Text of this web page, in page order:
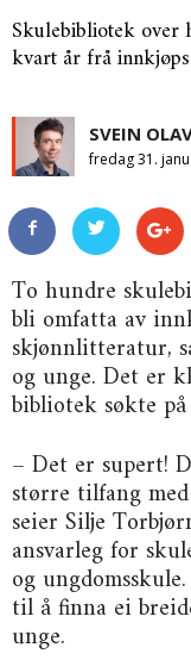
Skulebibliotek
kvart år frå
SVEIN
fredag 31.
To hundre
bli omfatta av
skjønnlitteratur,
og unge. Det er
bibliotek søkte
– Det er supert!
større tilfang
seier Silje
ansvarleg for
og
til å finna ei
unge.